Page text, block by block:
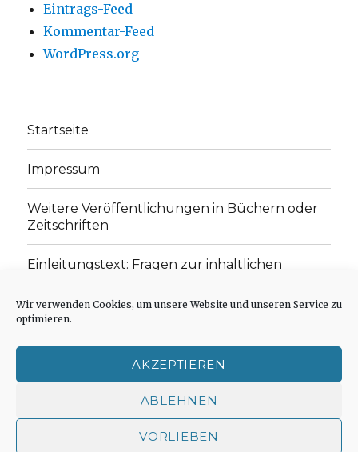
Wir verwenden Cookies, um unsere Website und unseren Service zu
optimieren.
AKZEPTIEREN
ABLEHNEN
VORLIEBEN
Eintrags-Feed
Kommentar-Feed
WordPress.org
Startseite
Impressum
Weitere Veröffentlichungen in Büchern oder
Zeitschriften
Einleitungstext: Fragen zur inhaltlichen
„schwachen Glaubens“
Cookie-Richtlinie (EU)
Impressum